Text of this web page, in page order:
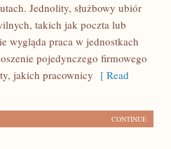
Jednolity, służbowy ubiór
takich jak poczta lub
wygląda praca w jednostkach
pojedynczego firmowego
jakich pracownicy [ Read
CONTINUE